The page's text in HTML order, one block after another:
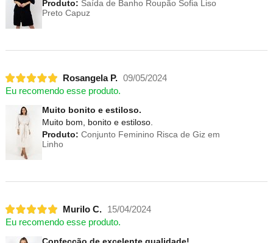
Produto: Saída de Banho Roupão Sofia Liso
Preto Capuz
Rosangela P. 09/05/2024
Eu recomendo esse produto.
Muito bonito e estiloso.
Muito bom, bonito e estiloso.
Produto: Conjunto Feminino Risca de Giz em
Linho
Murilo C.
15/04/2024
Eu recomendo esse produto.